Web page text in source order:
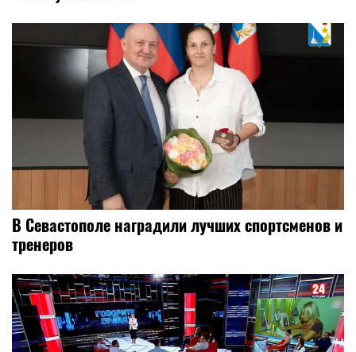
В Севастополе наградили лучших спортсменов и
тренеров